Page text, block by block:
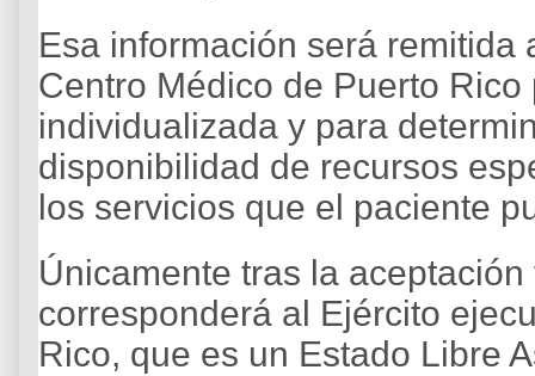
Esa información será
Centro Médico de Puerto
individualizada y para
disponibilidad de recursos
los servicios que el paciente
Únicamente tras la
corresponderá al Ejército
Rico, que es un Estado Libre